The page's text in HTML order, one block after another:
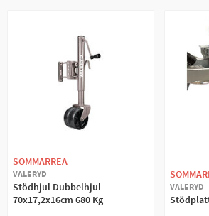
SOMMARREA
VALERYD
Stödhjul Dubbelhjul
70x17,2x16cm 680 Kg
VALERYD